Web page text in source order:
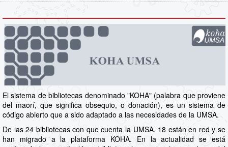
El sistema de bibliotecas denominado "KOHA" (palabra que proviene
del maorí, que significa obsequio, o donación), es un sistema de
código abierto que a sido adaptado a las necesidades de la UMSA.
De las 24 bibliotecas con que cuenta la UMSA, 18 están en red y se
han migrado a la plataforma KOHA. En la actualidad se está